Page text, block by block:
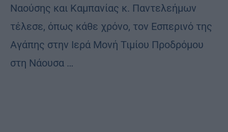
Ναούσης και Καμπανίας κ. Παντελεήμων
τέλεσε, όπως κάθε χρόνο, τον Εσπερινό της
Αγάπης στην Ιερά Μονή Τιμίου Προδρόμου
στη Νάουσα …